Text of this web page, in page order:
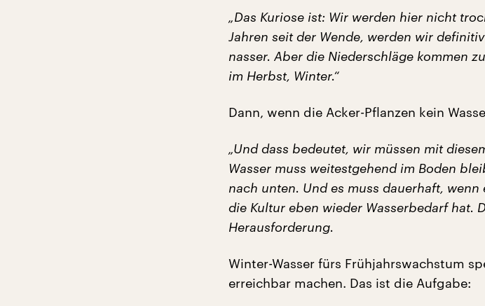
„Das Kuriose ist: Wir werden hier nicht
Jahren seit der Wende, werden wir
nasser. Aber die Niederschläge kommen
im Herbst, Winter.“
Dann, wenn die Acker-Pflanzen kein
„Und dass bedeutet, wir müssen mit
Wasser muss weitestgehend im Boden
nach unten. Und es muss dauerhaft,
die Kultur eben wieder Wasserbedarf hat.
Herausforderung.
Winter-Wasser fürs Frühjahrswachstum
erreichbar machen. Das ist die Aufgabe: